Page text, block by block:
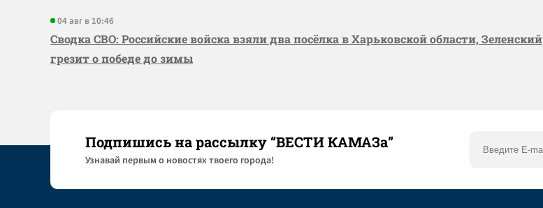
04 авг в 10:46
Сводка СВО: Российские войска взяли два посёлка в Харьковской области, Зеленский
грезит о победе до зимы
Подпишись на рассылку “ВЕСТИ КАМАЗа”
Узнaвай первым о новостях твоего города!